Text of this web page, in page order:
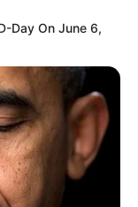
Day On June 6,